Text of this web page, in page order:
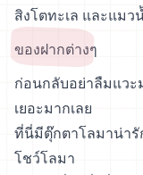
สิงโตทะเล และแม
ของฝากต่างๆ
ก่อนกลับอย่าลืมแวะ
เยอะมากเลย
ที่นี่มีตุ๊กตาโลมาน่ารั
โชว์โลมา